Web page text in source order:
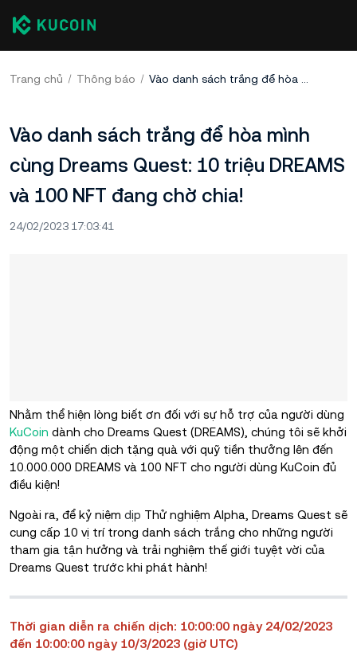
Trang chủ Thông báo Vào danh sách trắng để hòa mình cùng Dreams Quest: 10 triệu DREAMS và 100 NFT đang chờ chia!
Vào danh sách trắng để hòa mình
cùng Dreams Quest: 10 triệu DREAMS
và 100 NFT đang chờ chia!
24/02/2023 17:03:41
Nhằm thể hiện lòng biết ơn đối với sự hỗ trợ của người dùng
KuCoin dành cho Dreams Quest (DREAMS), chúng tôi sẽ khởi
động một chiến dịch tặng quà với quỹ tiền thưởng lên đến
10.000.000 DREAMS và 100 NFT cho người dùng KuCoin đủ
điều kiện!
Ngoài ra, để kỷ niệm dịp Thử nghiệm Alpha, Dreams Quest sẽ
cung cấp 10 vị trí trong danh sách trắng cho những người
tham gia tận hưởng và trải nghiệm thế giới tuyệt vời của
Dreams Quest trước khi phát hành!
Thời gian diễn ra chiến dịch: 10:00:00 ngày 24/02/2023
đến 10:00:00 ngày 10/3/2023 (giờ UTC)